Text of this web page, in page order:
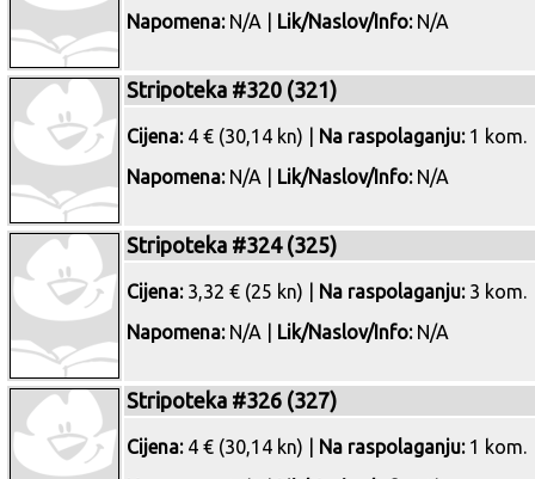
Napomena:N/A | Lik/Naslov/Info:N/A
Stripoteka #320 (321)
Cijena:4 € (30,14 kn) | Na raspolaganju:1 kom.
Napomena:N/A | Lik/Naslov/Info:N/A
Stripoteka #324 (325)
Cijena:3,32 € (25 kn) | Na raspolaganju:3 kom.
Napomena:N/A | Lik/Naslov/Info:N/A
Stripoteka #326 (327)
Cijena:4 € (30,14 kn) | Na raspolaganju:1 kom.